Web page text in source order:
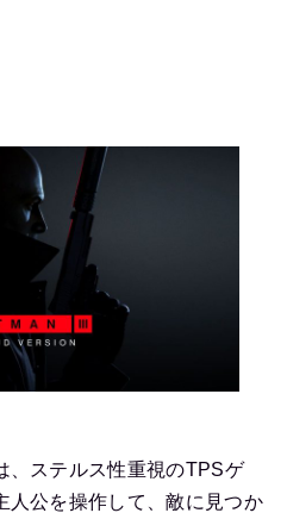
、ステルス性重視のTPSゲ
人公を操作して、敵に見つか